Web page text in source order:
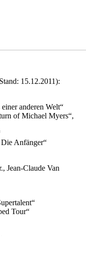
15.12.2011):
anderen Welt“
of Michael Myers“,
Anfänger“
Jean-Claude Van
Tour“